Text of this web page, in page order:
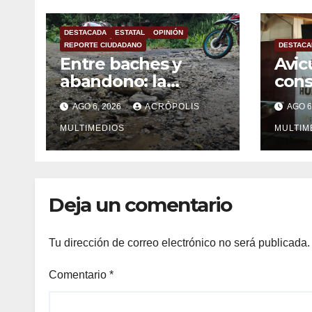
DESTACADA ESTATAL
OPINIÓN
REPORTE CIUDADANO
Entre baches y
abandono: la
carretera Colipa-
Yecuatla se
convierte en un
riesgo diario
AGO 6, 2026 ACRÓPOLIS
MULTIMEDIOS
AGO
Deja un comentario
Tu dirección de correo electrónico no será publicada.
Comentario *